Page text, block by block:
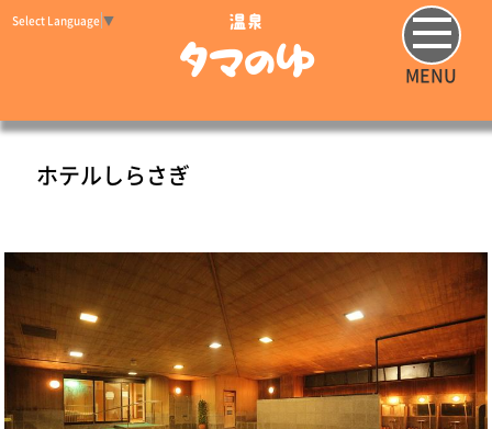
MENU
Select Language ▼ 温泉
タマのゆ
ホテルしらさぎ